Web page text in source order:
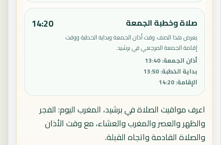
صلاة وخطبة الجمعة
يعرض هذا الصف وقت أذان الجمعة وبداية الخطبة ووقت
إقامة الجمعة المرجعي في برشيد.
أذان الجمعة:
13:40
بداية الخطبة:
13:50
الإقامة:
14:20
14:20
اعرف مواقيت الصلاة في برشيد، المغرب اليوم: الفجر
والظهر والعصر والمغرب والعشاء، مع وقت الأذان
والصلاة القادمة واتجاه القبلة.